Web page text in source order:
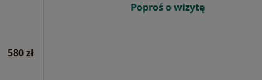
580 zł
Poproś o wizytę